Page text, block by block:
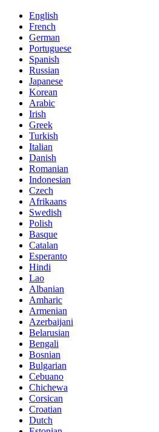
English
French
German
Portuguese
Spanish
Russian
Japanese
Korean
Arabic
Irish
Greek
Turkish
Italian
Danish
Romanian
Indonesian
Czech
Afrikaans
Swedish
Polish
Basque
Catalan
Esperanto
Hindi
Lao
Albanian
Amharic
Armenian
Azerbaijani
Belarusian
Bengali
Bosnian
Bulgarian
Cebuano
Chichewa
Corsican
Croatian
Dutch